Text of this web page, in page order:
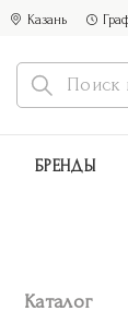
Казань
БРЕНДЫ
Каталог